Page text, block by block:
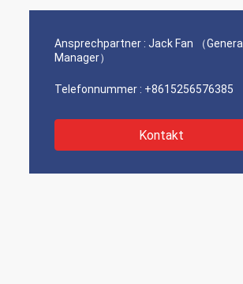
Ansprechpartner : Jack Fan （General
Manager）
Telefonnummer : +8615256576385
Kontakt